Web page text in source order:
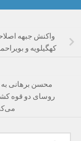
واکنش جبهه
کهگیلویه و
محسن برهانی
روسای دو قوه